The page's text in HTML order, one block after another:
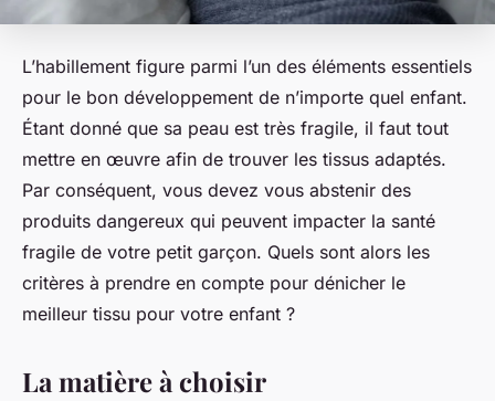
L’habillement figure parmi l’un des éléments essentiels
pour le bon développement de n’importe quel enfant.
Étant donné que sa peau est très fragile, il faut tout
mettre en œuvre afin de trouver les tissus adaptés.
Par conséquent, vous devez vous abstenir des
produits dangereux qui peuvent impacter la santé
fragile de votre petit garçon. Quels sont alors les
critères à prendre en compte pour dénicher le
meilleur tissu pour votre enfant ?
La matière à choisir